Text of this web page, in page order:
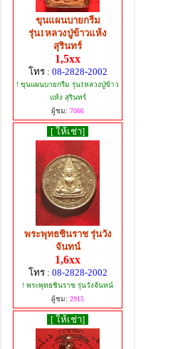
ขุนแผนบายกรีม
รุ่น1หลวงปู่ข้าวแห้ง
สุรินทร์
1,5xx
โทร : 08-2828-2002
! ขุนแผนบายกรีม รุ่น1หลวงปู่ข้าว
แห้ง สุรินทร์
ผู้ชม: 7066
[ ให้เช่า]
พระพุทธชินราช รุ่นวัง
จันทน์
1,6xx
โทร : 08-2828-2002
! พระพุทธชินราช รุ่นวังจันทน์
ผู้ชม: 2915
[ ให้เช่า]